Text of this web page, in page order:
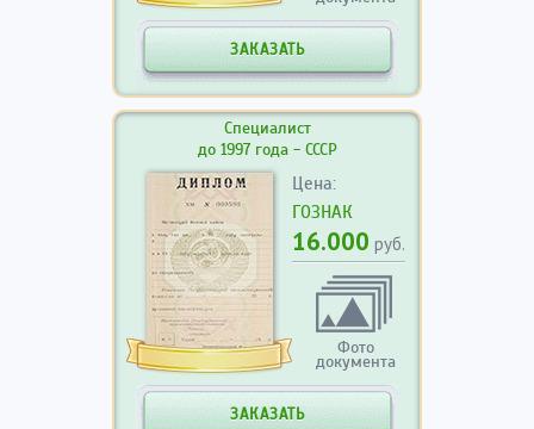
ЗАКАЗАТЬ
Специалист
до 1997 года - СССР
Цена:
ГОЗНАК
16.000 руб.
Фото
документа
ЗАКАЗАТЬ